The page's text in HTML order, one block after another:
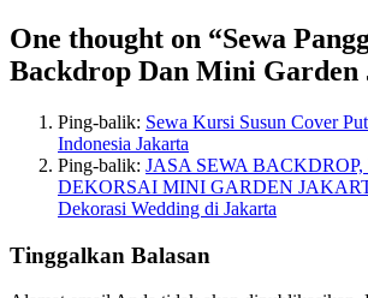
One thought on “Sewa
Backdrop Dan Mini Garden
Ping-balik: Sewa Kursi Susun Cover
Indonesia Jakarta
Ping-balik: JASA SEWA
DEKORSAI MINI GARDEN
Dekorasi Wedding di Jakarta
Tinggalkan Balasan